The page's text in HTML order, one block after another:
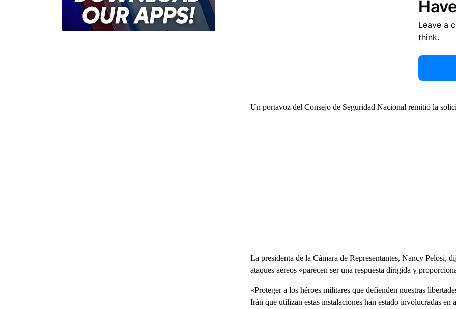
Leave a
think.
Un portavoz del Consejo de Seguridad Nacional remitió la
La presidenta de la Cámara de Representantes, Nancy Pelosi,
ataques aéreos «parecen ser una respuesta dirigida y
«Proteger a los héroes militares que defienden nuestras
Irán que utilizan estas instalaciones han estado involucradas en